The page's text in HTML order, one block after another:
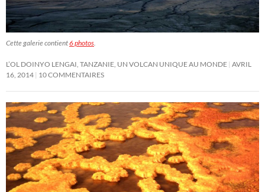
Cette galerie contient6 photos.
L’OL DOINYO LENGAI, TANZANIE, UN VOLCAN UNIQUE AU MONDE AVRIL
16, 2014 10 COMMENTAIRES